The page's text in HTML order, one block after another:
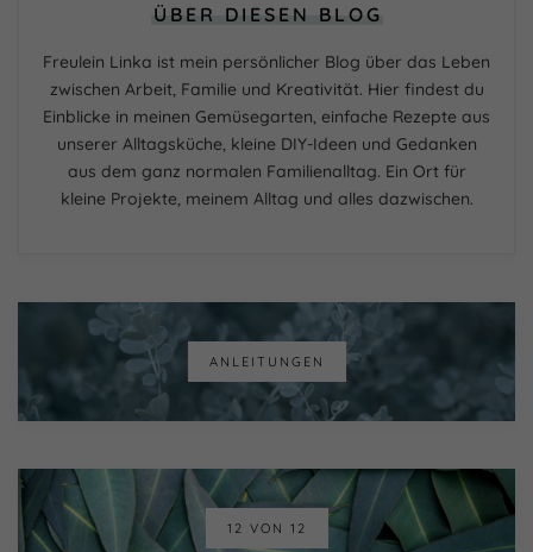
ÜBER DIESEN BLOG
Freulein Linka ist mein persönlicher Blog über das Leben
zwischen Arbeit, Familie und Kreativität. Hier findest du
Einblicke in meinen Gemüsegarten, einfache Rezepte aus
unserer Alltagsküche, kleine DIY-Ideen und Gedanken
aus dem ganz normalen Familienalltag. Ein Ort für
kleine Projekte, meinem Alltag und alles dazwischen.
ANLEITUNGEN
12 VON 12